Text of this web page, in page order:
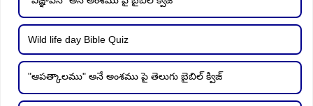
Wild life day Bible Quiz
"ఆపత్కాలము" అనే అంశము పై తెలుగు బైబిల్ క్విజ్